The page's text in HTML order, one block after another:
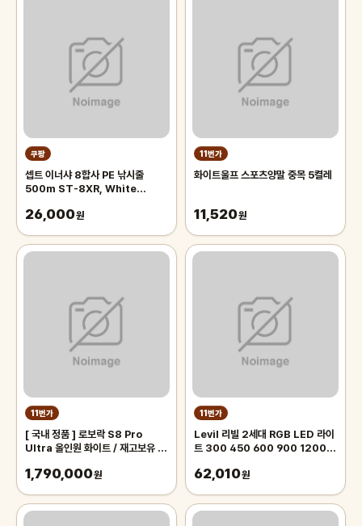
쿠팡
셉트 이너샤 8합사 PE 낚시줄
500m ST-8XR, White
26,000원
11번가
화이트울프 스포츠양말 중목 5켤레
11,520원
11번가
[ 국내 정품 ] 로보락 S8 Pro
Ultra 올인원 화이트 / 재고보유 오
1,790,000원
11번가
Levil 리빌 2세대 RGB LED 라이
트 300 450 600 900 1200 /
초 조명 램프
62,010원